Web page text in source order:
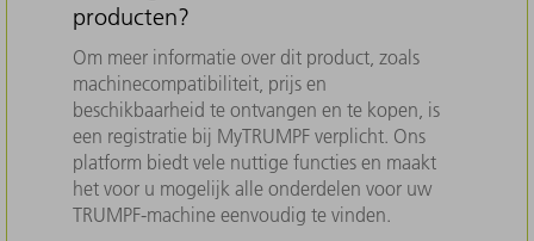
producten?
Om meer informatie over dit product, zoals
machinecompatibiliteit, prijs en
beschikbaarheid te ontvangen en te kopen, is
een registratie bij MyTRUMPF verplicht. Ons
platform biedt vele nuttige functies en maakt
het voor u mogelijk alle onderdelen voor uw
TRUMPF-machine eenvoudig te vinden.